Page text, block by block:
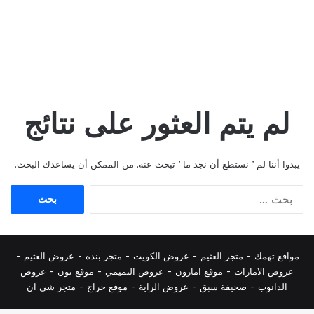
لم يتم العثور على نتائج
يبدوا أننا لم ’ نستطع أن نجد ما ’ تبحث عنه. من الممكن أن يساعدك البحث.
مواقع تهمك - متجر العثيم - عروض الكويت - متجر بنده - عروض العثيم -
عروض الامارات - موقع امازون - عروض التميمي - موقع نون - عروض
الدانوب - صحيفة سبق - عروض الراية - موقع حراج - متجر شي ان